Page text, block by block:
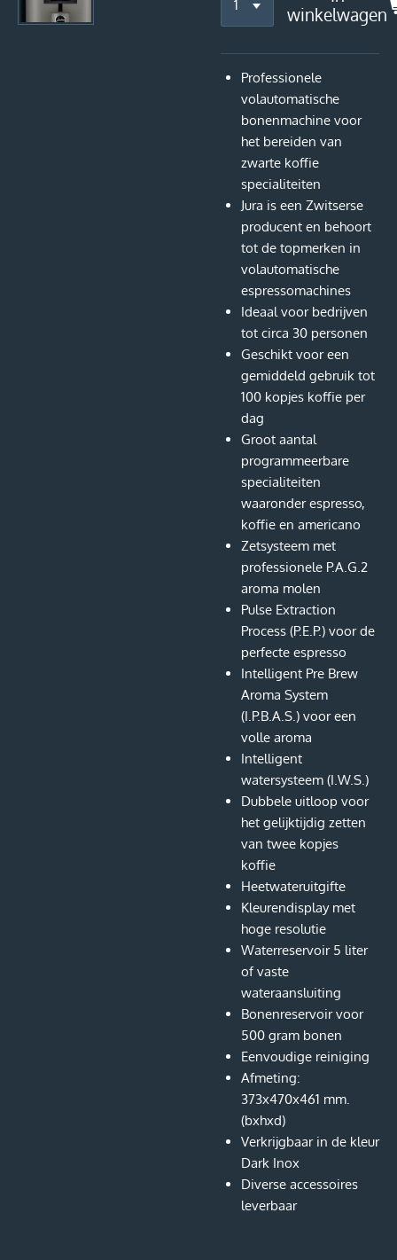
winkelwagen
Professionele
volautomatische
bonenmachine voor
het bereiden van
zwarte koffie
specialiteiten
Jura is een Zwitserse
producent en behoort
tot de topmerken in
volautomatische
espressomachines
Ideaal voor bedrijven
tot circa 30 personen
Geschikt voor een
gemiddeld gebruik tot
100 kopjes koffie per
dag
Groot aantal
programmeerbare
specialiteiten
waaronder espresso,
koffie en americano
Zetsysteem met
professionele P.A.G.2
aroma molen
Pulse Extraction
Process (P.E.P.) voor de
perfecte espresso
Intelligent Pre Brew
Aroma System
(I.P.B.A.S.) voor een
volle aroma
Intelligent
watersysteem (I.W.S.)
Dubbele uitloop voor
het gelijktijdig zetten
van twee kopjes
koffie
Heetwateruitgifte
Kleurendisplay met
hoge resolutie
Waterreservoir 5 liter
of vaste
wateraansluiting
Bonenreservoir voor
500 gram bonen
Eenvoudige reiniging
Afmeting:
373x470x461 mm.
(bxhxd)
Verkrijgbaar in de kleur
Dark Inox
Diverse accessoires
leverbaar